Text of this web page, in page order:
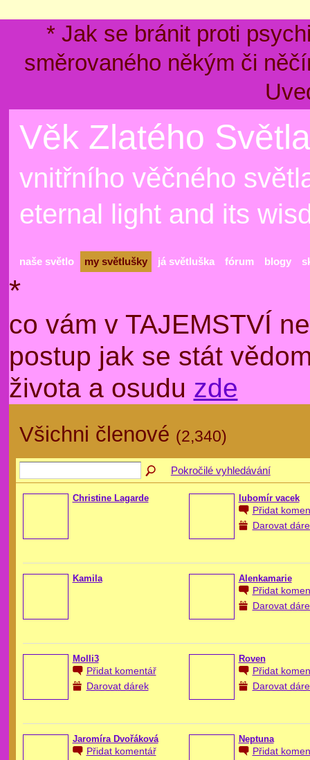
* Jak se bránit proti
směrovaného někým či
Věk Zlatého
vnitřního věčného
eternal light and its
naše světlo my světlušky já světluška fórum blogy
*
co vám v TAJEMSTVÍ
postup jak se stát
života a osudu zde
Všichni členové (2,340)
Pokročilé vyhledávání
Christine Lagarde lubomír vacek
Přidat
Darovat
Kamila Alenkamarie
Přidat
Darovat
Molli3
Přidat komentář
Darovat dárek
Roven
Přidat
Darovat
Jaromíra Dvořáková
Přidat komentář
Neptuna
Přidat